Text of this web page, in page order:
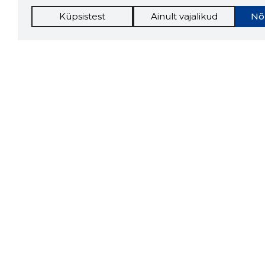
Küpsistest Ainult vajalikud